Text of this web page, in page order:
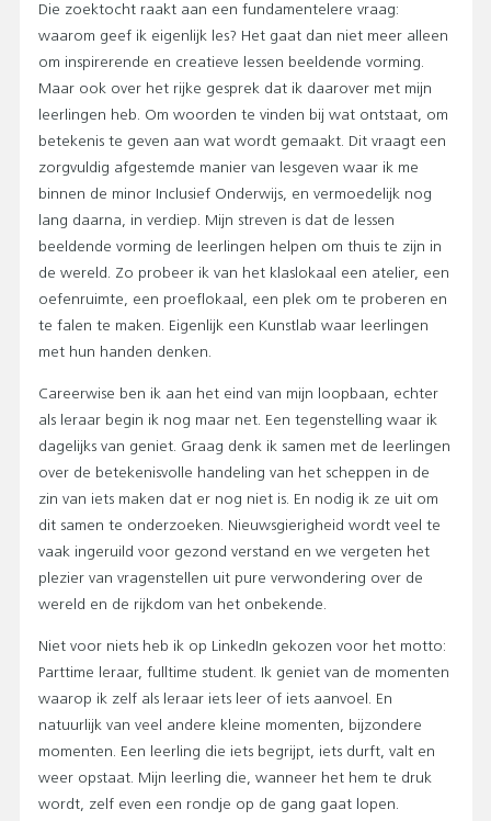
Die zoektocht raakt aan een fundamentelere vraag:
waarom geef ik eigenlijk les? Het gaat dan niet meer alleen
om inspirerende en creatieve lessen beeldende vorming.
Maar ook over het rijke gesprek dat ik daarover met mijn
leerlingen heb. Om woorden te vinden bij wat ontstaat, om
betekenis te geven aan wat wordt gemaakt. Dit vraagt een
zorgvuldig afgestemde manier van lesgeven waar ik me
binnen de minor Inclusief Onderwijs, en vermoedelijk nog
lang daarna, in verdiep. Mijn streven is dat de lessen
beeldende vorming de leerlingen helpen om thuis te zijn in
de wereld. Zo probeer ik van het klaslokaal een atelier, een
oefenruimte, een proeflokaal, een plek om te proberen en
te falen te maken. Eigenlijk een Kunstlab waar leerlingen
met hun handen denken.
Careerwise ben ik aan het eind van mijn loopbaan, echter
als leraar begin ik nog maar net. Een tegenstelling waar ik
dagelijks van geniet. Graag denk ik samen met de leerlingen
over de betekenisvolle handeling van het scheppen in de
zin van iets maken dat er nog niet is. En nodig ik ze uit om
dit samen te onderzoeken. Nieuwsgierigheid wordt veel te
vaak ingeruild voor gezond verstand en we vergeten het
plezier van vragenstellen uit pure verwondering over de
wereld en de rijkdom van het onbekende.
Niet voor niets heb ik op LinkedIn gekozen voor het motto:
Parttime leraar, fulltime student. Ik geniet van de momenten
waarop ik zelf als leraar iets leer of iets aanvoel. En
natuurlijk van veel andere kleine momenten, bijzondere
momenten. Een leerling die iets begrijpt, iets durft, valt en
weer opstaat. Mijn leerling die, wanneer het hem te druk
wordt, zelf even een rondje op de gang gaat lopen.